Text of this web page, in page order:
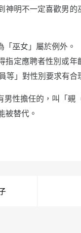
神明不一定喜歡男
巫女」屬於例外。
指定應聘者性別或
等」對性別要求有
性擔任的，叫「覡
被替代。